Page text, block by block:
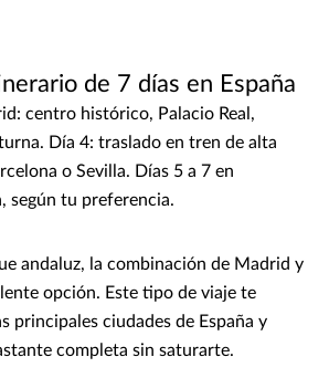
de 7 días en España
centro histórico, Palacio Real,
Día 4: traslado en tren de alta
o Sevilla. Días 5 a 7 en
según tu preferencia.
andaluz, la combinación de Madrid y
opción. Este tipo de viaje te
principales ciudades de España y
completa sin saturarte.